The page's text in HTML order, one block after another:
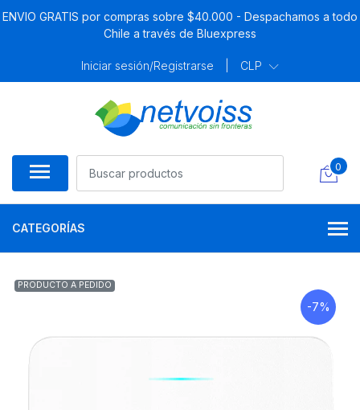
ENVIO GRATIS por compras sobre $40.000 - Despachamos a todo
Chile a través de Bluexpress
Iniciar sesión/Registrarse CLP
0
CATEGORÍAS
PRODUCTO A PEDIDO
-7%